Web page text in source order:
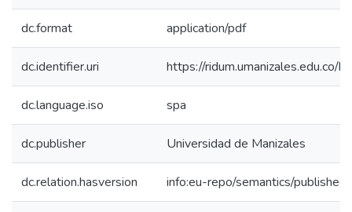
dc.format application/pdf
dc.identifier.uri https://
dc.language.iso spa
dc.publisher Universidad de Manizales
dc.relation.hasversion info:eu-repo/semantics/